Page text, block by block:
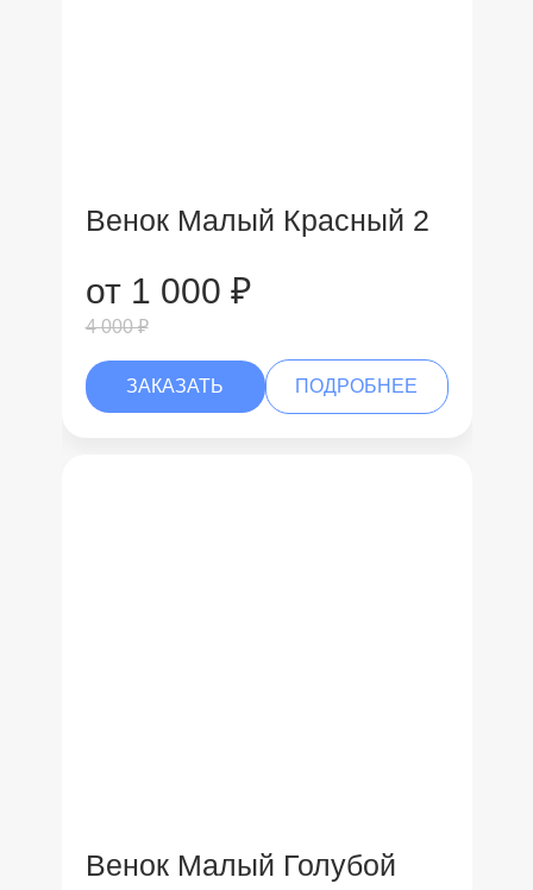
Венок Малый Красный 2
от 1 000 ₽
4 000 ₽
ЗАКАЗАТЬ ПОДРОБНЕЕ
Венок Малый Голубой